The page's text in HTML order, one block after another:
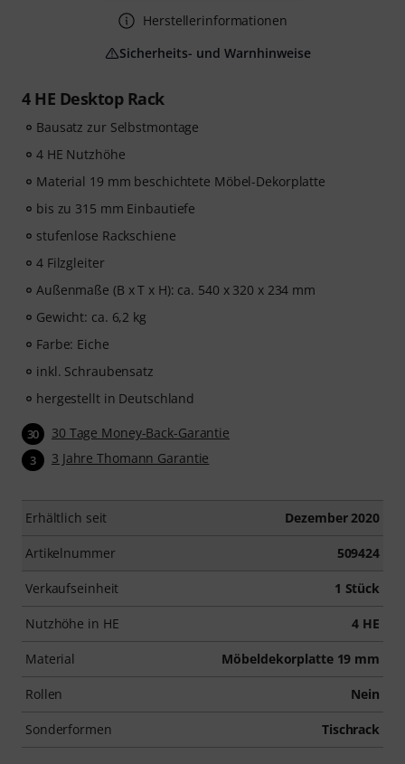
4 HE Desktop Rack
Bausatz zur Selbstmontage
4 HE Nutzhöhe
Material 19 mm beschichtete Möbel-Dekorplatte
bis zu 315 mm Einbautiefe
stufenlose Rackschiene
4 Filzgleiter
Außenmaße (B x T x H): ca. 540 x 320 x 234 mm
Gewicht: ca. 6,2 kg
Farbe: Eiche
inkl. Schraubensatz
hergestellt in Deutschland
30 30 Tage Money-Back-Garantie
3 3 Jahre Thomann Garantie
Erhältlich seit Dezember 2020
Artikelnummer 509424
Verkaufseinheit 1 Stück
Nutzhöhe in HE 4 HE
Material Möbeldekorplatte 19 mm
Rollen Nein
Sonderformen Tischrack
Herstellerinformationen
Sicherheits- und Warnhinweise